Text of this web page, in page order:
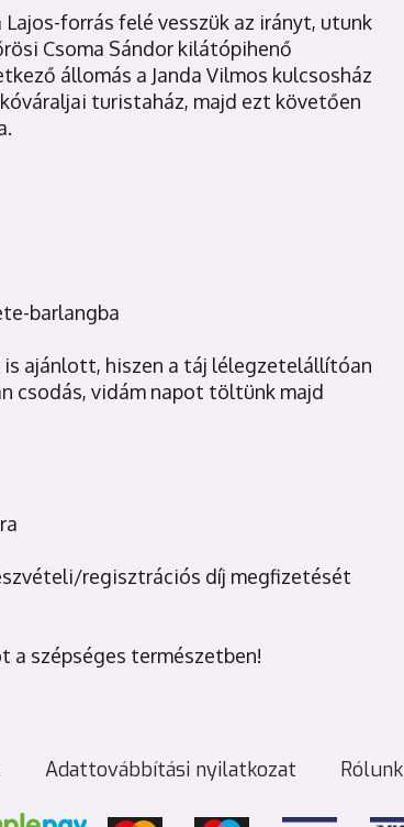
forrás felé vesszük az irányt, utunk
Csoma Sándor kilátópihenő
állomás a Janda Vilmos kulcsosház
turistaház, majd ezt követően
barlangba
ajánlott, hiszen a táj lélegzetelállítóan
csodás, vidám napot töltünk majd
regisztrációs díj megfizetését
a szépséges természetben!
Adattovábbítási nyilatkozat Rólunk